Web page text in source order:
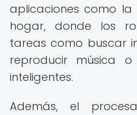
aplicaciones como la
hogar, donde los
tareas como buscar
reproducir música o
inteligentes.
Además, el